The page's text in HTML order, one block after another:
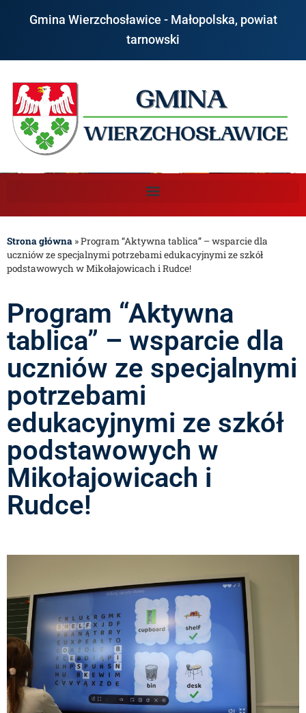
Gmina Wierzchosławice - Małopolska, powiat
tarnowski
Strona główna »Program “Aktywna tablica” – wsparcie dla
uczniów ze specjalnymi potrzebami edukacyjnymi ze szkół
podstawowych w Mikołajowicach i Rudce!
Program “Aktywna
tablica” – wsparcie dla
uczniów ze specjalnymi
potrzebami
edukacyjnymi ze szkół
podstawowych w
Mikołajowicach i
Rudce!